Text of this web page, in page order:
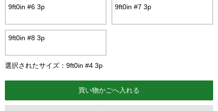
9ft0in #6 3p 9ft0in #7 3p
9ft0in #8 3p
選択されたサイズ：9ft0in #4 3p